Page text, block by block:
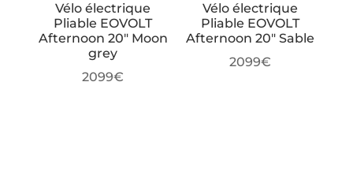
Vélo électrique
Pliable EOVOLT
Afternoon 20″ Moon
grey
2099€
Vélo électrique
Pliable EOVOLT
Afternoon 20″ Sable
2099€